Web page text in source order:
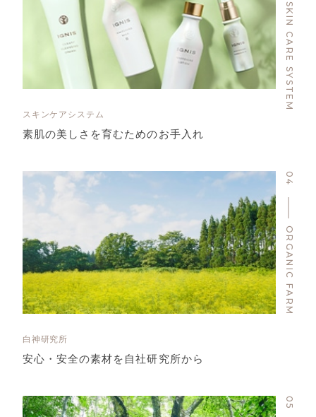
SKIN CARE SYSTEM
スキンケアシステム
素肌の美しさを育むためのお手入れ
04
ORGANIC FARM
白神研究所
安心・安全の素材を自社研究所から
05